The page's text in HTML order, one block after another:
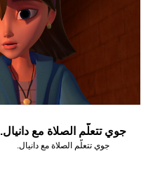
جوي تتعلّم الصلاة مع دانيال.
جوي تتعلّم الصلاة مع دانيال.